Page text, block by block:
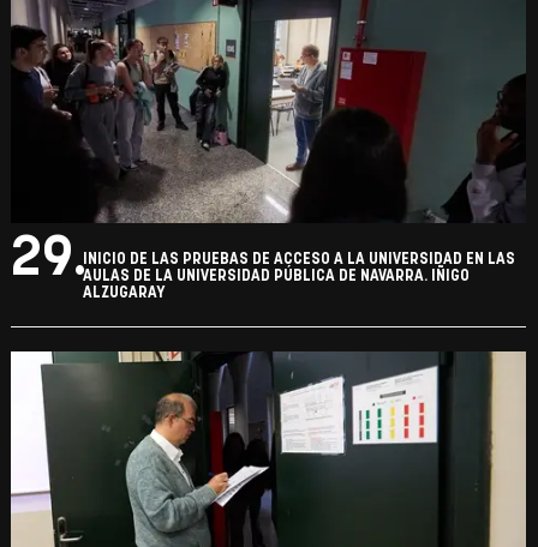
29. INICIO DE LAS PRUEBAS DE ACCESO A LA UNIVERSIDAD EN LAS
AULAS DE LA UNIVERSIDAD PÚBLICA DE NAVARRA. IÑIGO
ALZUGARAY